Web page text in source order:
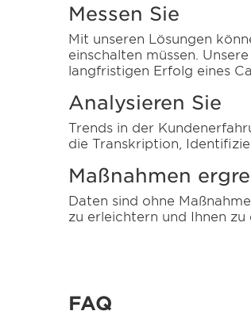
Messen Sie
Mit unseren Lösungen
einschalten müssen.
langfristigen Erfolg eines
Analysieren Sie
Trends in der
die Transkription,
Maßnahmen
Daten sind ohne
zu erleichtern und Ihnen zu
FAQ